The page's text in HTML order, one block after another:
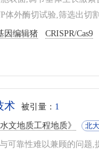
外酶切试验,筛选出切
因编辑猪 CRISPR/Cas9
术 被引量： 1
水文地质工程地质》 北
可靠性难以兼顾的问